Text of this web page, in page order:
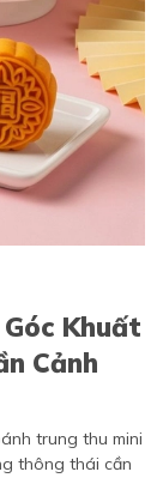
Khuất
Cảnh
trung thu mini
thông thái cần